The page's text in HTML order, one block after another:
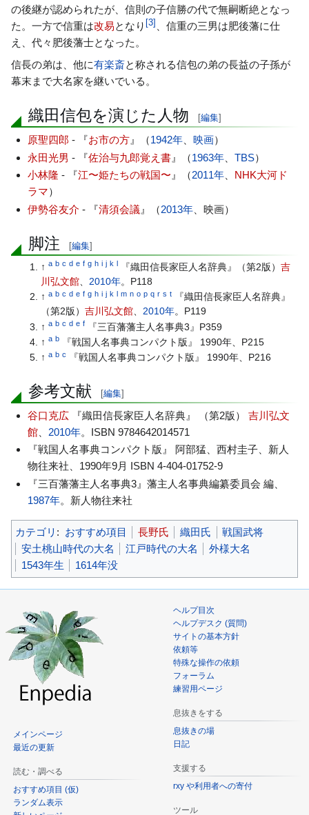
の後継が認められたが、信則の子信勝の代で無嗣断絶となっ
た。一方で信重は改易となり 3
、信重の三男は肥後藩に仕
え、代々肥後藩士となった。
信長の弟は、他に有楽斎と称される信包の弟の長益の子孫が
幕末まで大名家を継いでいる。
織田信包を演じた人物 [編集]
原聖四郎 - 『お市の方 』（1942年 、映画）
永田光男 - 『佐治与九郎覚え書 』（1963年 、TBS）
小林隆 - 『江〜姫たちの戦国〜 』（2011年
NHK大河ド
ラマ）
伊勢谷友介 - 『清須会議 』（2013年 、映画）
脚注 [編集]
↑a b c d e f g h i j k 『織田信長家臣人名辞典』（第2版）吉
川弘文館
2010年。P118
↑a b c d e f g h i j k l m n o p q r s t
『織田信長家臣人名辞典』
（第2版）吉川弘文館、2010年。P119
↑a b c d e f
『三百藩藩主人名事典3』P359
↑a b
『戦国人名事典コンパクト版』 1990年、P215
↑a b c 『戦国人名事典コンパクト版』 1990年、P216
参考文献 [編集]
谷口克広 『織田信長家臣人名辞典』 （第2版）吉川弘文
館
2010年。ISBN 9784642014571
『戦国人名事典コンパクト版』 阿部猛、西村圭子、新人
物往来社、1990年9月 ISBN 4-404-01752-9
『三百藩藩主人名事典3』藩主人名事典編纂委員会 編、
1987年。新人物往来社
カテゴリ : おすすめ項目 長野氏 織田氏
戦国武将
安土桃山時代の大名
江戸時代の大名
外様大名
1543年生
1614年没
メインページ
最近の更新
読む・調べる
おすすめ項目 (仮)
ランダム表示
ヘルプ目次
ヘルプデスク (質問)
サイトの基本方針
依頼等
特殊な操作の依頼
フォーラム
練習用ページ
息抜きをする
息抜きの場
日記
支援する
rxy や利用者への寄付
ツール